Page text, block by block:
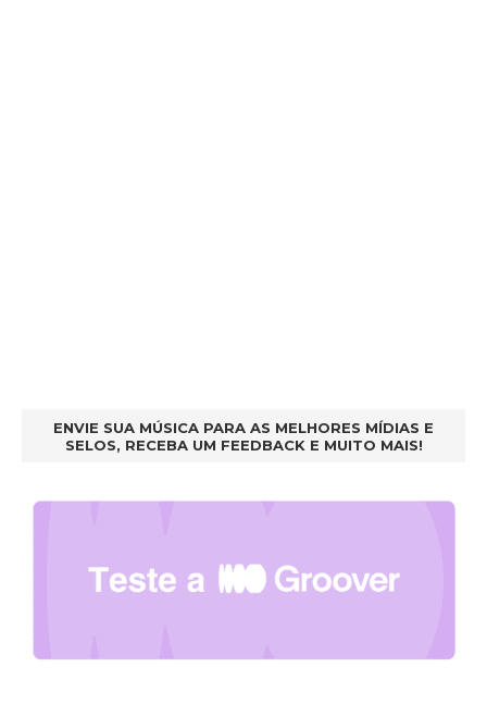
ENVIE SUA MÚSICA PARA AS MELHORES MÍDIAS E
SELOS, RECEBA UM FEEDBACK E MUITO MAIS!